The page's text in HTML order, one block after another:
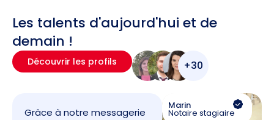
Les talents d'aujourd'hui et de
demain !
Découvrir les profils +30
Grâce à notre messagerie
Marin
Notaire stagiaire